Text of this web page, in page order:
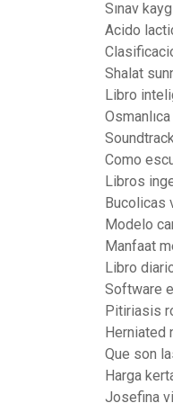
Sınav
Acido
Shalat
Libro
Como
Libros
Bucolicas
Modelo
Manfaat
Libro
Software
Pitiriasis
Herniated
Que son
Harga
Josefina